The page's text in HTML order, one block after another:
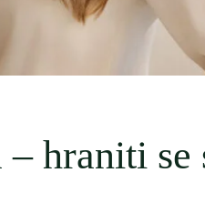
hraniti se